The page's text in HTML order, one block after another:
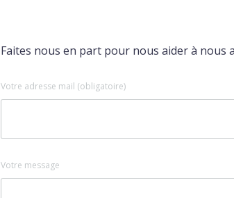
Faites nous en part pour nous aider à nous
Votre adresse mail (obligatoire)
Votre message